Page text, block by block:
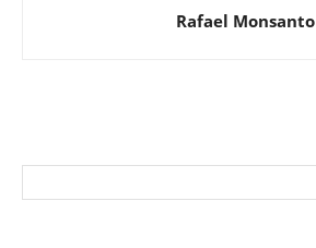
Rafael Monsanto